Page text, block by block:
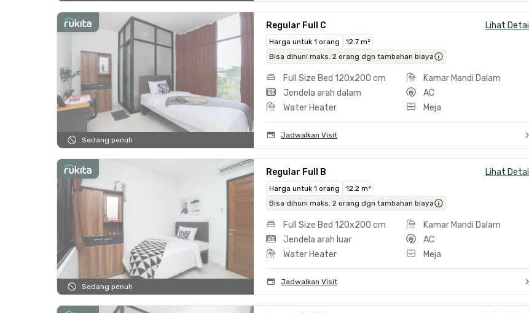
Sedang penuh
Regular Full C Lihat Detail
Harga untuk 1 orang
12.7 m²
Bisa dihuni maks. 2 orang dgn tambahan biaya
Full Size Bed 120x200 cm
Kamar Mandi Dalam
Jendela arah dalam
AC
Water Heater
Meja
Jadwalkan Visit
Sedang penuh
Regular Full B Lihat Detail
Harga untuk 1 orang
12.2 m²
Bisa dihuni maks. 2 orang dgn tambahan biaya
Full Size Bed 120x200 cm
Kamar Mandi Dalam
Jendela arah luar
AC
Water Heater
Meja
Jadwalkan Visit